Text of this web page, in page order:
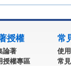
授權
論著
授權專區
常
使
常